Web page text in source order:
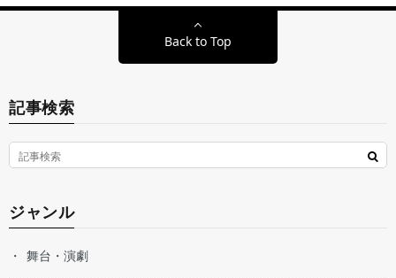
Back to Top
記事検索
ジャンル
舞台・演劇